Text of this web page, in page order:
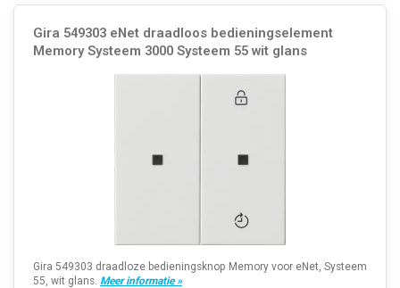
Gira 549303 eNet draadloos bedieningselement
Memory Systeem 3000 Systeem 55 wit glans
Gira 549303 draadloze bedieningsknop Memory voor eNet, Systeem
55, wit glans. Meer informatie »